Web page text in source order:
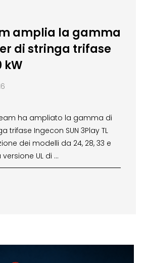
amplia la gamma
di stringa trifase
kW
ha ampliato la gamma di
trifase Ingecon SUN 3Play TL
dei modelli da 24, 28, 33 e
UL di …